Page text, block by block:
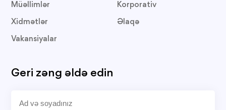
Müəllimlər
Xidmətlər
Vakansiyalar
Korporativ
Əlaqə
Geri zəng əldə edin